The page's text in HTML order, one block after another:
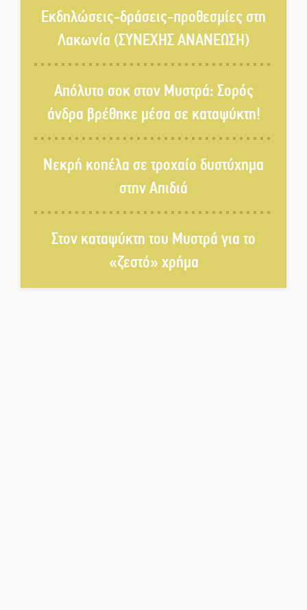
την τέχνη της πέτρας
Στους ρυθμούς της Ελεωνόρας
Ζουγανέλη το Σαϊνοπούλειο
του Λαχίου
Παλαιοπαναγιά ξεσκέπασε η
Αστυνομία
Μπαρόκ μελωδίες κάτω από την
αυγουστιάτικη πανσέληνο της
Εκδηλώσεις-δράσεις-προθεσμίες στη
Λακωνία (ΣΥΝΕΧΗΣ ΑΝΑΝΕΩΣΗ)
Απόλυτο σοκ στον Μυστρά: Σορός
άνδρα βρέθηκε μέσα σε καταψύκτη!
Νεκρή κοπέλα σε τροχαίο δυστύχημα
στην Απιδιά
Στον καταψύκτη του Μυστρά για το
«ζεστό» χρήμα